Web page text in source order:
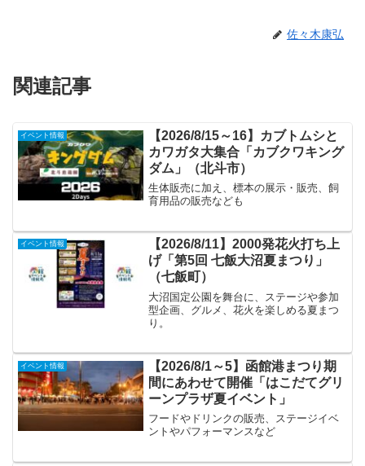
佐々木康弘
関連記事
イベント情報
【2026/8/15～16】カブトムシと
カワガタ大集合「カブクワキング
ダム」（北斗市）
生体販売に加え、標本の展示・販売、飼
育用品の販売なども
イベント情報
【2026/8/11】2000発花火打ち上
げ「第5回 七飯大沼夏まつり」
（七飯町）
大沼国定公園を舞台に、ステージや参加
型企画、グルメ、花火を楽しめる夏まつ
り。
イベント情報
【2026/8/1～5】函館港まつり期
間にあわせて開催「はこだてグリ
ーンプラザ夏イベント」
フードやドリンクの販売、ステージイベ
ントやパフォーマンスなど